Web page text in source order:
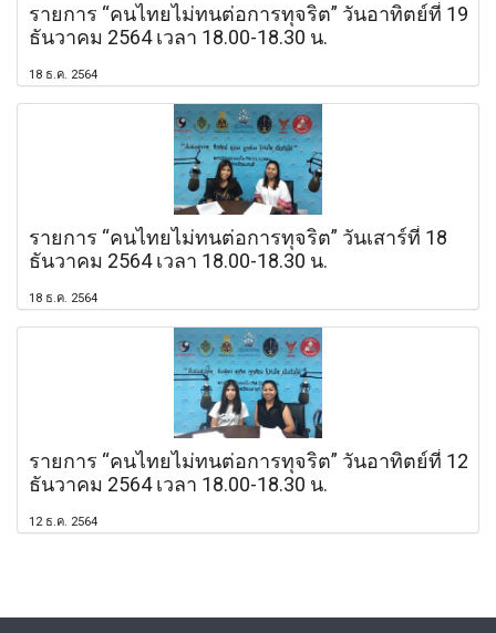
รายการ “คนไทยไม่ทนต่อการทุจริต” วันอาทิตย์ที่ 19
ธันวาคม 2564 เวลา 18.00-18.30 น.
18 ธ.ค. 2564
รายการ “คนไทยไม่ทนต่อการทุจริต” วันเสาร์ที่ 18
ธันวาคม 2564 เวลา 18.00-18.30 น.
18 ธ.ค. 2564
รายการ “คนไทยไม่ทนต่อการทุจริต” วันอาทิตย์ที่ 12
ธันวาคม 2564 เวลา 18.00-18.30 น.
12 ธ.ค. 2564